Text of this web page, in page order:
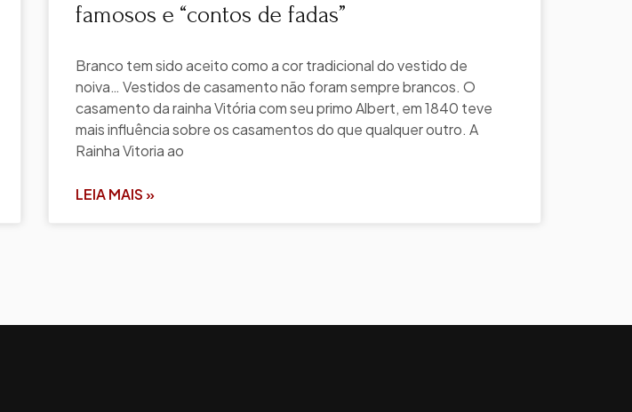
famosos e “contos de fadas”
Branco tem sido aceito como a cor tradicional do vestido de
noiva… Vestidos de casamento não foram sempre brancos. O
casamento da rainha Vitória com seu primo Albert, em 1840 teve
mais influência sobre os casamentos do que qualquer outro. A
Rainha Vitoria ao
LEIA MAIS »